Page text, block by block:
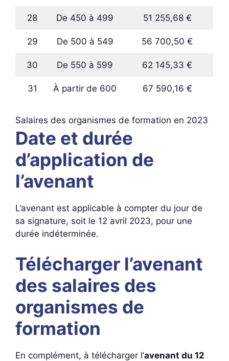
28 De 450 à 499 51 255,68 €
29 De 500 à 549 56 700,50 €
30 De 550 à 599 62 145,33 €
31 À partir de 600 67 590,16 €
Salaires des organismes de formation en 2023
Date et durée
d’application de
l’avenant
L’avenant est applicable à compter du jour de
sa signature, soit le 12 avril 2023, pour une
durée indéterminée.
Télécharger l’avenant
des salaires des
organismes de
formation
En complément, à télécharger l’avenant du 12